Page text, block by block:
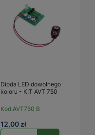
Dioda LED dowolnego
koloru - KIT AVT 750
Kod:AVT750 B
12,00 zł